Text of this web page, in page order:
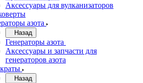
Аксессуары для вулканизаторов
азота
Назад
Генераторы азота
Аксессуары и запчасти для
генераторов азота
Назад